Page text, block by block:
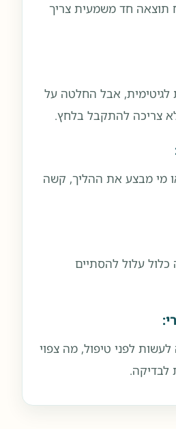
תוצאה חד משמעית צריך
לגיטימית, אבל החלטה על
צריכה להתקבל בלחץ.
מי מבצע את ההליך, קשה
עלול להסתיים
לפני טיפול, מה צפוי
לבדיקה.